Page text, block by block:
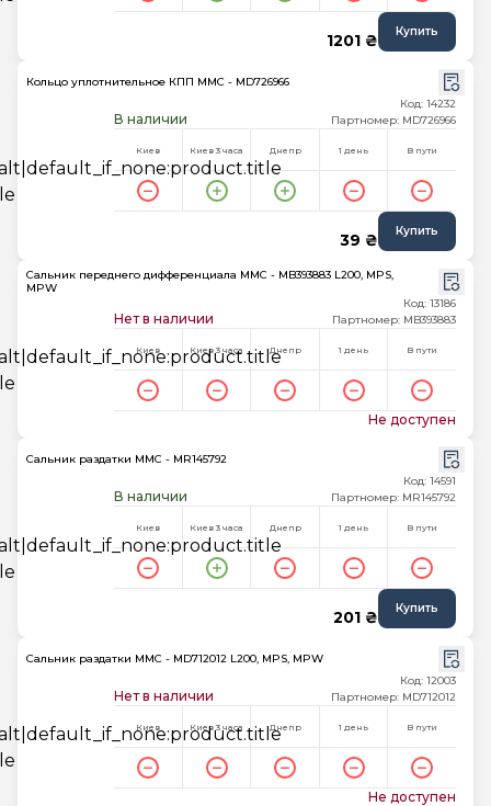
1201 ₴ Купить
Кольцо уплотнительное КПП MMC - MD726966
В наличии
Код: 14232
Партномер: MD726966
Киев Киев 3 часа Днепр 1 день В пути
39 ₴ Купить
Сальник переднего дифференциала MMC - MB393883 L200, MPS,
MPW
Нет в наличии
Код: 13186
Партномер: MB393883
Киев Киев 3 часа Днепр 1 день В пути
Не доступен
Сальник раздатки MMC - MR145792
В наличии
Код: 14591
Партномер: MR145792
Киев Киев 3 часа Днепр 1 день В пути
201 ₴ Купить
Сальник раздатки MMC - MD712012 L200, MPS, MPW
Нет в наличии
Код: 12003
Партномер: MD712012
Киев Киев 3 часа Днепр 1 день В пути
Не доступен